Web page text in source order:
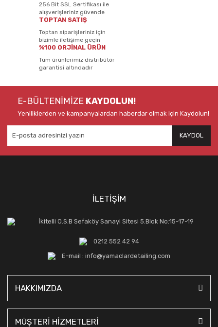
256 Bit SSL Sertifikası ile
alışverişleriniz güvende
TOPTAN SATIŞ
Toptan siparişleriniz için
bizimle iletişime geçin
%100 ORJİNAL ÜRÜN
Tüm ürünlerimiz distribütör
garantisi altındadır
E-BÜLTENİMİZE KAYDOLUN!
Yeniliklerden ve kampanyalardan haberdar olmak için Kaydolun!
KAYDOL
İLETİŞİM
İkitelli O.S.B Sefaköy Sanayi Sitesi 5.Blok No:15-17-19
0212 552 42 94
E-mail : info@yamaclardetailing.com
HAKKIMIZDA
MÜŞTERİ HİZMETLERİ